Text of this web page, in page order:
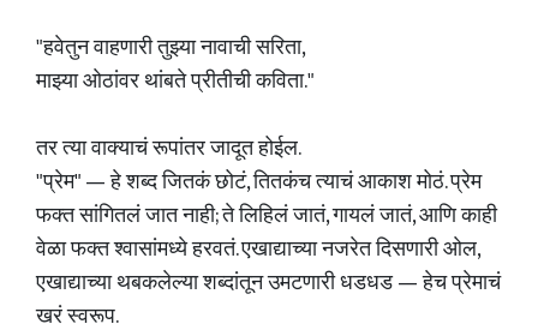
"हवेतुन वाहणारी तुझ्या नावाची सरिता,
माझ्या ओठांवर थांबते प्रीतीची कविता."
तर त्या वाक्याचं रूपांतर जादूत होईल.
"प्रेम" — हे शब्द जितकं छोटं, तितकंच त्याचं आकाश मोठं. प्रेम
फक्त सांगितलं जात नाही; ते लिहिलं जातं, गायलं जातं, आणि काही
वेळा फक्त श्वासांमध्ये हरवतं. एखाद्याच्या नजरेत दिसणारी ओल,
एखाद्याच्या थबकलेल्या शब्दांतून उमटणारी धडधड — हेच प्रेमाचं
खरं स्वरूप.